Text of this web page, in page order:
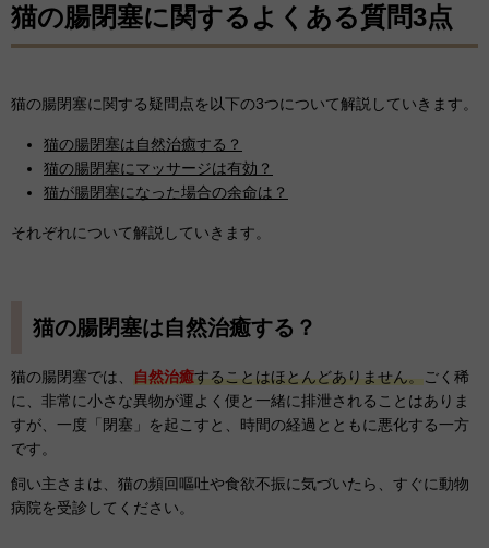
猫の腸閉塞に関するよくある質問3点
猫の腸閉塞に関する疑問点を以下の3つについて解説していきます。
猫の腸閉塞は自然治癒する？
猫の腸閉塞にマッサージは有効？
猫が腸閉塞になった場合の余命は？
それぞれについて解説していきます。
猫の腸閉塞は自然治癒する？
猫の腸閉塞では、 自然治癒することはほとんどありません。ごく稀
に、非常に小さな異物が運よく便と一緒に排泄されることはありま
すが、一度「閉塞」を起こすと、時間の経過とともに悪化する一方
です。
飼い主さまは、猫の頻回嘔吐や食欲不振に気づいたら、すぐに動物
病院を受診してください。